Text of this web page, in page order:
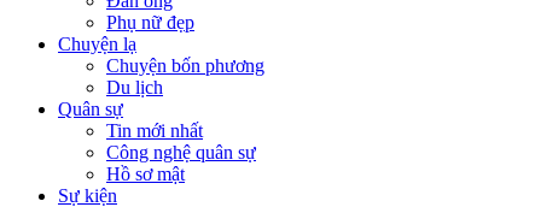
Phụ nữ đẹp
Chuyện lạ
Chuyện bốn phương
Du lịch
Quân sự
Tin mới nhất
Công nghệ quân sự
Hồ sơ mật
Sự kiện